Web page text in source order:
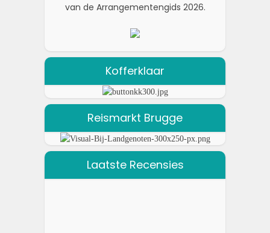
van de Arrangementengids 2026.
Kofferklaar
Reismarkt Brugge
Laatste Recensies